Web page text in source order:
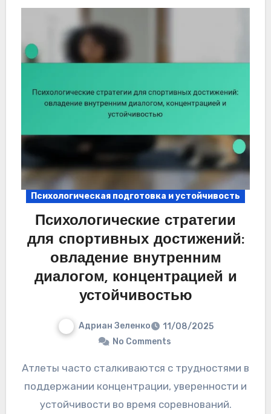
Психологическая подготовка и устойчивость
Психологические стратегии
для спортивных достижений:
овладение внутренним
диалогом, концентрацией и
устойчивостью
Адриан Зеленко
11/08/2025
No Comments
Атлеты часто сталкиваются с трудностями в
поддержании концентрации, уверенности и
устойчивости во время соревнований.